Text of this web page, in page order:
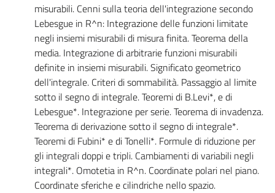
misurabili. Cenni sulla teoria dell'integrazione secondo
Lebesgue in R^n: Integrazione delle funzioni limitate
negli insiemi misurabili di misura finita. Teorema della
media. Integrazione di arbitrarie funzioni misurabili
definite in insiemi misurabili. Significato geometrico
dell'integrale. Criteri di sommabilità. Passaggio al limite
sotto il segno di integrale. Teoremi di B.Levi*, e di
Lebesgue*. Integrazione per serie. Teorema di invadenza.
Teorema di derivazione sotto il segno di integrale*.
Teoremi di Fubini* e di Tonelli*. Formule di riduzione per
gli integrali doppi e tripli. Cambiamenti di variabili negli
integrali*. Omotetia in R^n. Coordinate polari nel piano.
Coordinate sferiche e cilindriche nello spazio.